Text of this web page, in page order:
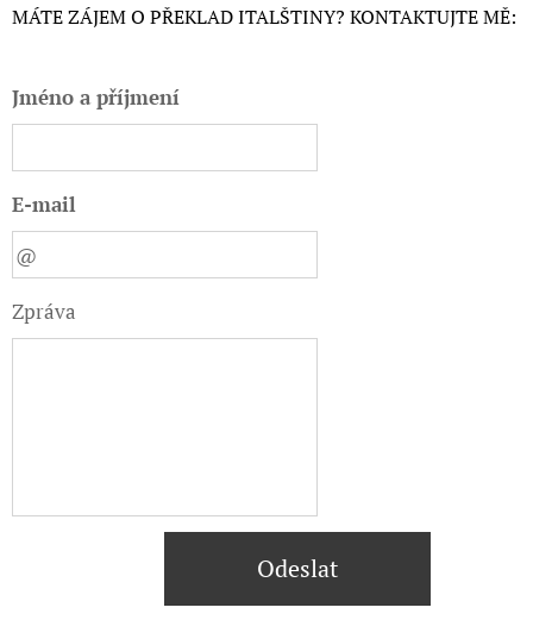
MÁTE ZÁJEM O PŘEKLAD ITALŠTINY? KONTAKTUJTE MĚ:
Jméno a příjmení
E-mail
Zpráva
Odeslat